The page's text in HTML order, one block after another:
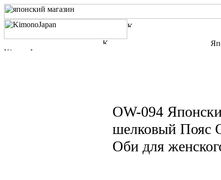
OW-094
шелковый Пояс
Оби для